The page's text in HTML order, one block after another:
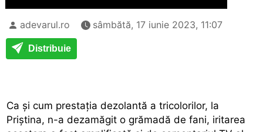
adevarul.ro sâmbătă, 17 iunie 2023, 11:07
Distribuie
Ca și cum prestația dezolantă a tricolorilor, la
Priștina, n-a dezamăgit o grămadă de fani, iritarea